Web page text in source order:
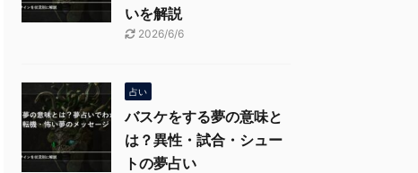
いを解説
2026/6/6
占い
バスケをする夢の意味と
は？異性・試合・シュー
トの夢占い